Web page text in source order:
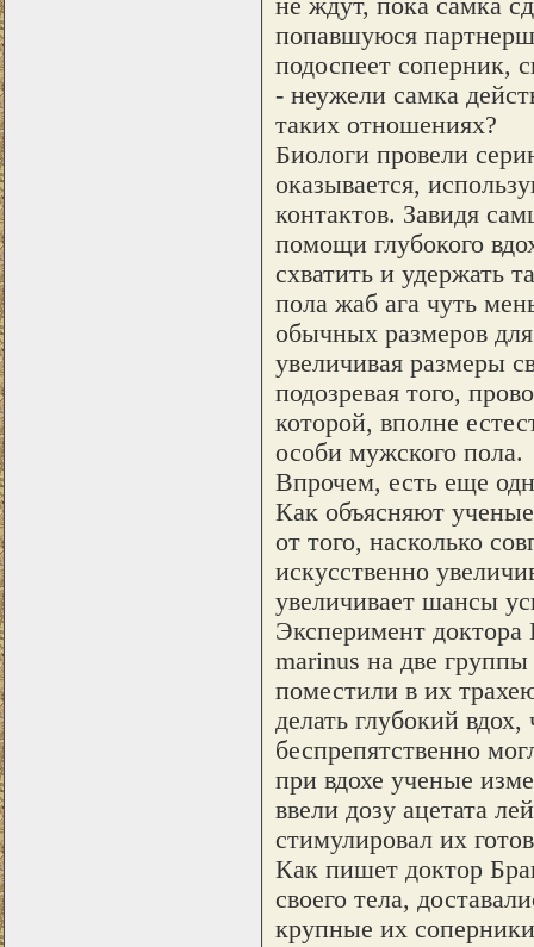
попавшуюся
подоспеет соперник,
- неужели самка
таких отношениях?
Биологи провели
оказывается,
контактов. Завидя
помощи глубокого
схватить и удержать
пола жаб ага чуть
обычных размеров
увеличивая размеры
подозревая того,
которой, вполне
особи мужского пола.
Впрочем, есть еще
Как объясняют
от того, насколько
искусственно
увеличивает шансы
Эксперимент доктора
marinus на две
поместили в их
делать глубокий
беспрепятственно
при вдохе ученые
ввели дозу ацетата
стимулировал их
Как пишет доктор
своего тела,
крупные их